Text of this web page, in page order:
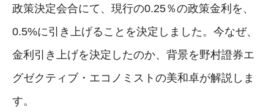
政策決定会合にて、現行の0.25％の政策金利を、
0.5%に引き上げることを決定しました。今なぜ、
金利引き上げを決定したのか、背景を野村證券エ
グゼクティブ・エコノミストの美和卓が解説しま
す。